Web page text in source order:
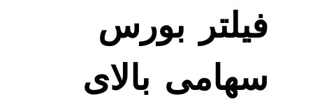
فیلتر بورس
سهامی بالای